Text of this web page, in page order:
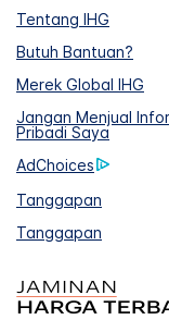
Tentang IHG
Butuh Bantuan?
Merek Global IHG
Jangan Menjual
Pribadi Saya
AdChoices
Tanggapan
Tanggapan